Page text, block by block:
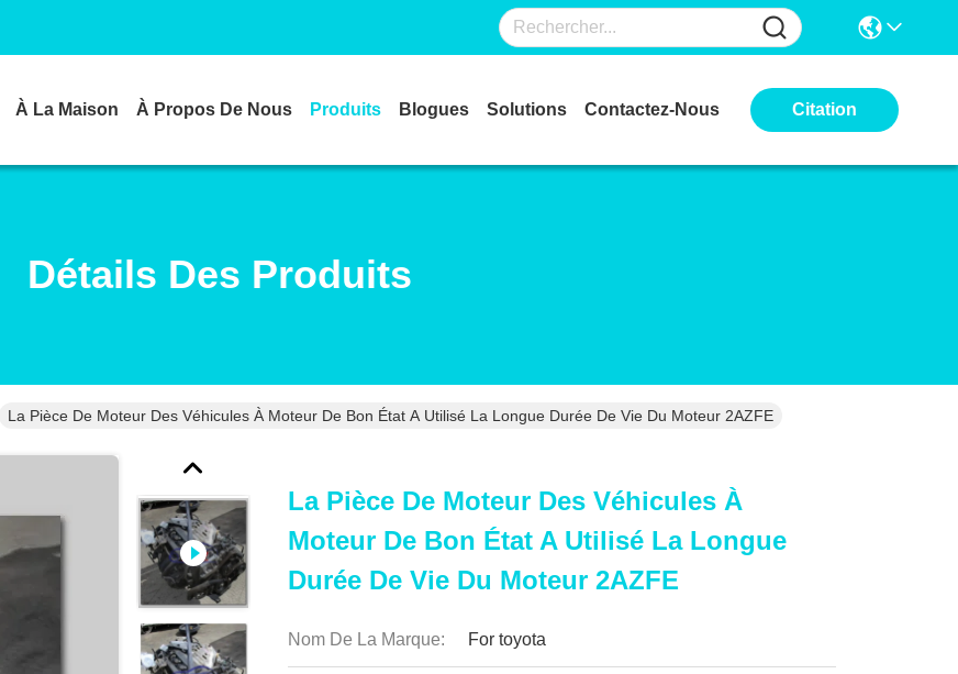
À La Maison À Propos De Nous Produits Blogues Solutions Contactez-Nous Citation
Détails Des Produits
La Pièce De Moteur Des Véhicules À Moteur De Bon État A Utilisé La Longue Durée De Vie Du Moteur 2AZFE
La Pièce De Moteur Des Véhicules À
Moteur De Bon État A Utilisé La Longue
Durée De Vie Du Moteur 2AZFE
Nom De La Marque: For toyota